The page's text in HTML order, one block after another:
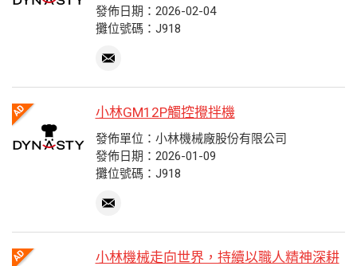
發佈日期：2026-02-04
攤位號碼：J918
小林GM12P觸控攪拌機
發佈單位：小林機械廠股份有限公司
發佈日期：2026-01-09
攤位號碼：J918
小林機械走向世界，持續以職人精神深耕